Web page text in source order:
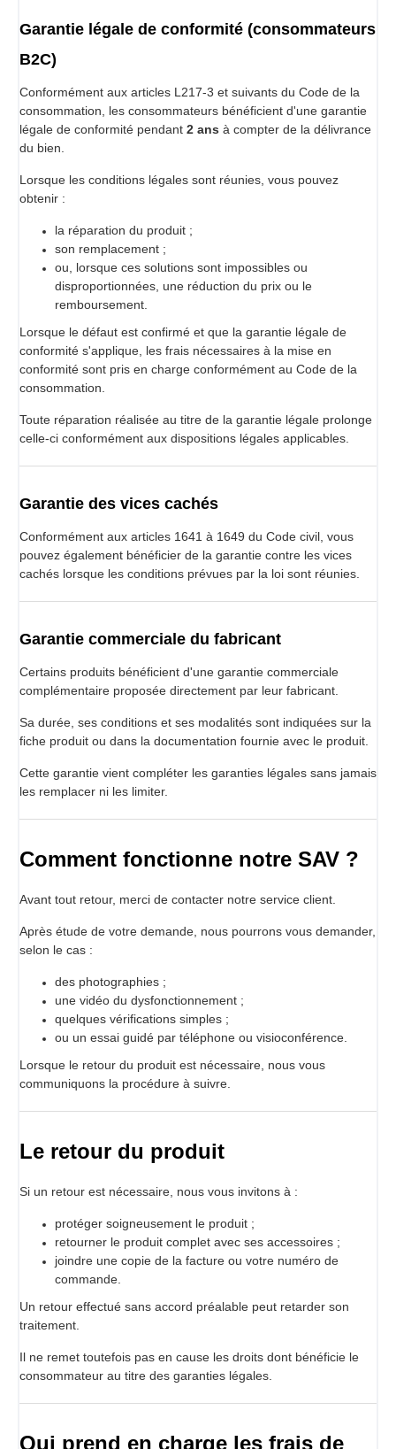
Garantie légale de conformité (consommateurs
B2C)
Conformément aux articles L217-3 et suivants du Code de la
consommation, les consommateurs bénéficient d'une garantie
légale de conformité pendant 2 ans à compter de la délivrance
du bien.
Lorsque les conditions légales sont réunies, vous pouvez
obtenir :
la réparation du produit ;
son remplacement ;
ou, lorsque ces solutions sont impossibles ou
disproportionnées, une réduction du prix ou le
remboursement.
Lorsque le défaut est confirmé et que la garantie légale de
conformité s'applique, les frais nécessaires à la mise en
conformité sont pris en charge conformément au Code de la
consommation.
Toute réparation réalisée au titre de la garantie légale prolonge
celle-ci conformément aux dispositions légales applicables.
Garantie des vices cachés
Conformément aux articles 1641 à 1649 du Code civil, vous
pouvez également bénéficier de la garantie contre les vices
cachés lorsque les conditions prévues par la loi sont réunies.
Garantie commerciale du fabricant
Certains produits bénéficient d'une garantie commerciale
complémentaire proposée directement par leur fabricant.
Sa durée, ses conditions et ses modalités sont indiquées sur la
fiche produit ou dans la documentation fournie avec le produit.
Cette garantie vient compléter les garanties légales sans jamais
les remplacer ni les limiter.
Comment fonctionne notre SAV ?
Avant tout retour, merci de contacter notre service client.
Après étude de votre demande, nous pourrons vous demander,
selon le cas :
des photographies ;
une vidéo du dysfonctionnement ;
quelques vérifications simples ;
ou un essai guidé par téléphone ou visioconférence.
Lorsque le retour du produit est nécessaire, nous vous
communiquons la procédure à suivre.
Le retour du produit
Si un retour est nécessaire, nous vous invitons à :
protéger soigneusement le produit ;
retourner le produit complet avec ses accessoires ;
joindre une copie de la facture ou votre numéro de
commande.
Un retour effectué sans accord préalable peut retarder son
traitement.
Il ne remet toutefois pas en cause les droits dont bénéficie le
consommateur au titre des garanties légales.
Qui prend en charge les frais de